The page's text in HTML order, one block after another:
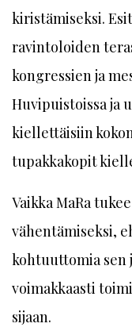
kiristämiseksi.
ravintoloiden
kongressien ja
Huvipuistoissa ja
kiellettäisiin
tupakkakopit
Vaikka MaRa
vähentämiseksi,
kohtuuttomia sen
voimakkaasti
sijaan.